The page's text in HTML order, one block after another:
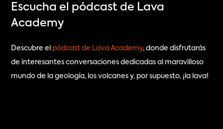
Escucha el pódcast de Lava
Academy
Descubre el pódcast de Lava Academy, donde disfrutarás
de interesantes conversaciones dedicadas al maravilloso
mundo de la geología, los volcanes y, por supuesto, ¡la lava!